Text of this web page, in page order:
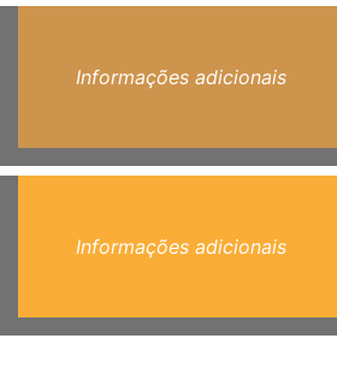
Informações adicionais
Informações adicionais